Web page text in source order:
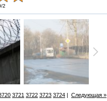
/2
3721 3722 3723 3724 | Следующая »